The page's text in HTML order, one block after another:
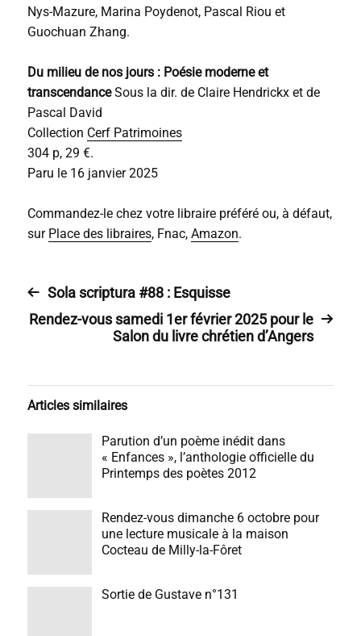
Nys-Mazure, Marina Poydenot, Pascal Riou et
Guochuan Zhang.
Du milieu de nos jours : Poésie moderne et
transcendanceSous la dir. de Claire Hendrickx et de
Pascal David
Collection Cerf Patrimoines
304 p, 29 €.
Paru le 16 janvier 2025
Commandez-le chez votre libraire préféré ou, à défaut,
sur Place des libraires, Fnac, Amazon.
Sola scriptura #88 : Esquisse
Rendez-vous samedi 1er février 2025 pour le
Salon du livre chrétien d’Angers
Articles similaires
Parution d’un poème inédit dans
« Enfances », l’anthologie officielle du
Printemps des poètes 2012
Rendez-vous dimanche 6 octobre pour
une lecture musicale à la maison
Cocteau de Milly-la-Fôret
Sortie de Gustave n°131